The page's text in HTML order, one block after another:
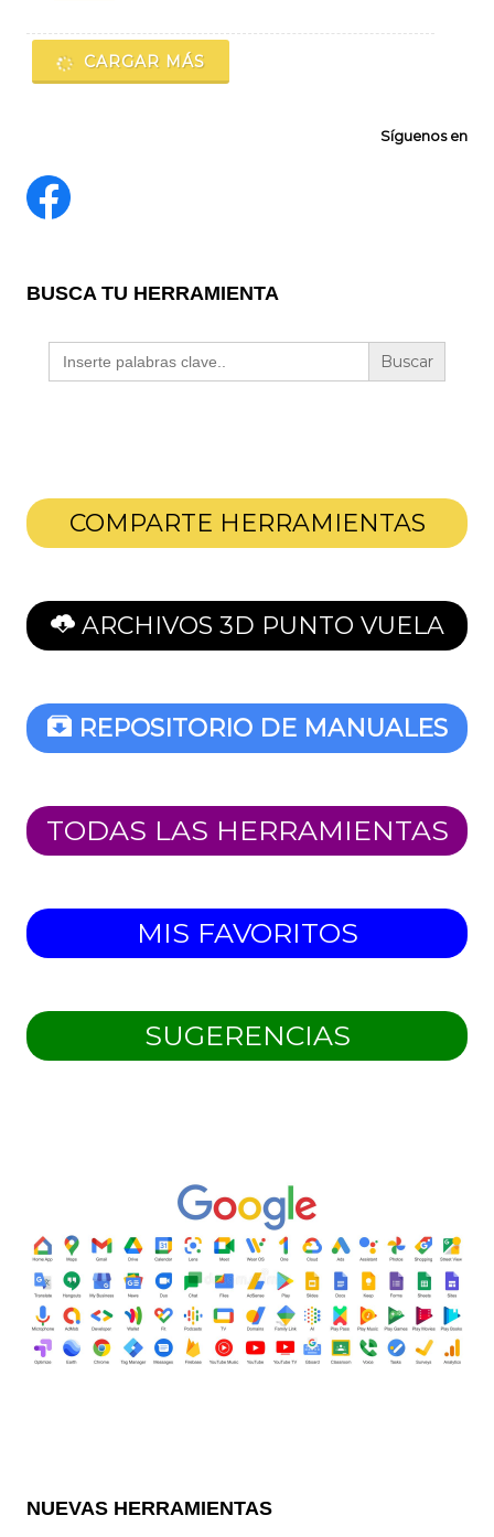
CARGAR MÁS
Síguenos en
BUSCA TU HERRAMIENTA
Buscar:
COMPARTE HERRAMIENTAS
ARCHIVOS 3D PUNTO VUELA
REPOSITORIO DE MANUALES
TODAS LAS HERRAMIENTAS
MIS FAVORITOS
SUGERENCIAS
NUEVAS HERRAMIENTAS